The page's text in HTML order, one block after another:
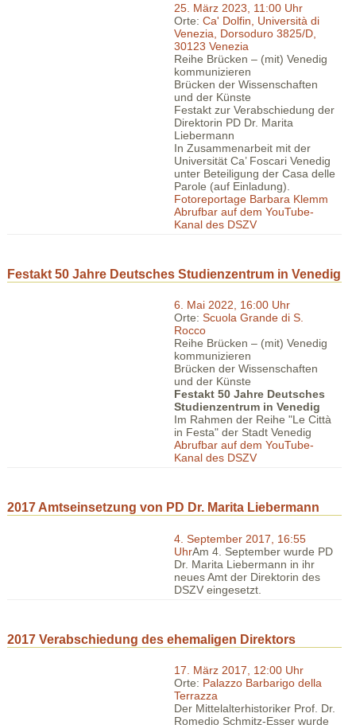
25. März 2023, 11:00 Uhr
Orte:Ca' Dolfin, Università di
Venezia, Dorsoduro 3825/D,
30123 Venezia
Reihe Brücken – (mit) Venedig
kommunizieren
Brücken der Wissenschaften
und der Künste
Festakt zur Verabschiedung der
Direktorin PD Dr. Marita
Liebermann
In Zusammenarbeit mit der
Universität Ca’ Foscari Venedig
unter Beteiligung der Casa delle
Parole (auf Einladung).
Fotoreportage Barbara Klemm
Abrufbar auf dem YouTube-
Kanal des DSZV
Festakt 50 Jahre Deutsches Studienzentrum in Venedig
6. Mai 2022, 16:00 Uhr
Orte:Scuola Grande di S.
Rocco
Reihe Brücken – (mit) Venedig
kommunizieren
Brücken der Wissenschaften
und der Künste
Festakt 50 Jahre Deutsches
Studienzentrum in Venedig
Im Rahmen der Reihe "Le Città
in Festa" der Stadt Venedig
Abrufbar auf dem YouTube-
Kanal des DSZV
2017 Amtseinsetzung von PD Dr. Marita Liebermann
4. September 2017, 16:55
UhrAm 4. September wurde PD
Dr. Marita Liebermann in ihr
neues Amt der Direktorin des
DSZV eingesetzt.
2017 Verabschiedung des ehemaligen Direktors
17. März 2017, 12:00 Uhr
Orte: Palazzo Barbarigo della
Terrazza
Der Mittelalterhistoriker Prof. Dr.
Romedio Schmitz-Esser wurde